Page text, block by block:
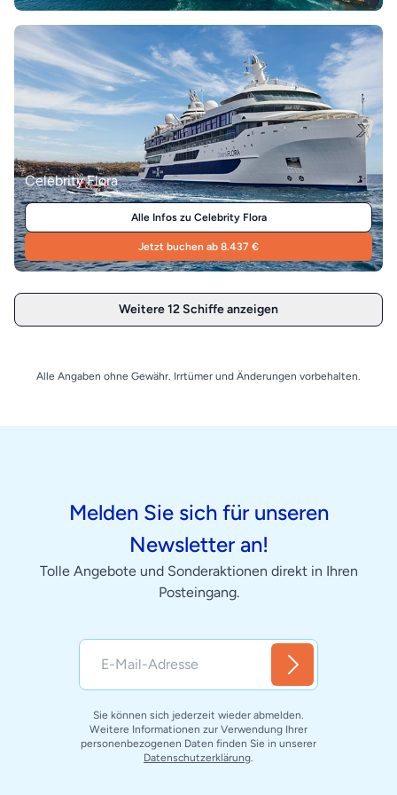
Celebrity Flora
Alle Infos zu Celebrity Flora
Jetzt buchen ab 8.437 €
Weitere 12 Schiffe anzeigen
Alle Angaben ohne Gewähr. Irrtümer und Änderungen vorbehalten.
Melden Sie sich für unseren
Newsletter an!
Tolle Angebote und Sonderaktionen direkt in Ihren
Posteingang.
Sie können sich jederzeit wieder abmelden.
Weitere Informationen zur Verwendung Ihrer
personenbezogenen Daten finden Sie in unserer
Datenschutzerklärung